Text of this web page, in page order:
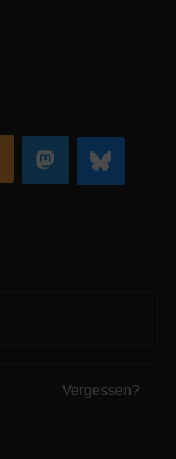
RSS Mastodon
Vergessen?